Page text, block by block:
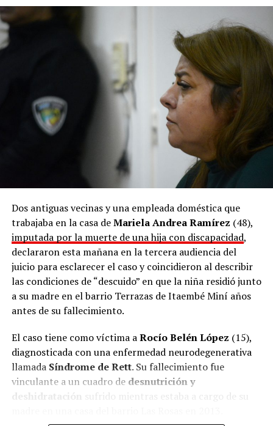
El hombre quedó alojado en una dependencia policial y a
disposición del magistrado interviniente, mientras continúa la
investigación judicial por los delitos de presunto abuso sexual en
grado de tentativa y amenazas.
Dos antiguas vecinas y una empleada doméstica que
trabajaba en la casa deMariela Andrea Ramírez (48),
imputada por la muerte de una hija con discapacidad,
declararon esta mañana en la tercera audiencia del
juicio para esclarecer el caso y coincidieron al describir
las condiciones de “descuido” en que la niña residió junto
a su madre en el barrio Terrazas de Itaembé Miní años
antes de su fallecimiento.
El caso tiene como víctima aRocío Belén López (15),
diagnosticada con una enfermedad neurodegenerativa
llamada Síndrome de Rett. Su fallecimiento fue
vinculante a un cuadro de desnutrición y
deshidratación
sufrido mientras estaba a cargo de su